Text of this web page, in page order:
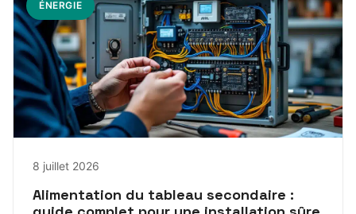
ÉNERGIE
8 juillet 2026
Alimentation du tableau secondaire :